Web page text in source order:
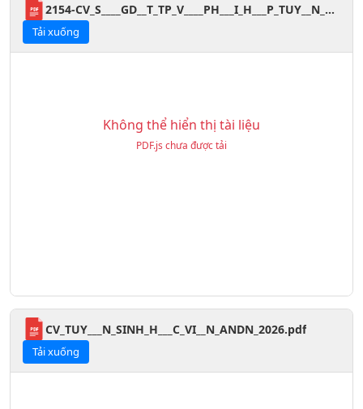
2154-CV_S____GD__T_TP_V____PH___I_H___P_TUY__N_TRUY___N_TUY___N_SINH_H___C_VI___N_AN_NINH_NH__N_D__N.pdf
Tải xuống
Không thể hiển thị tài liệu
PDF.js chưa được tải
CV_TUY___N_SINH_H___C_VI__N_ANDN_2026.pdf
Tải xuống